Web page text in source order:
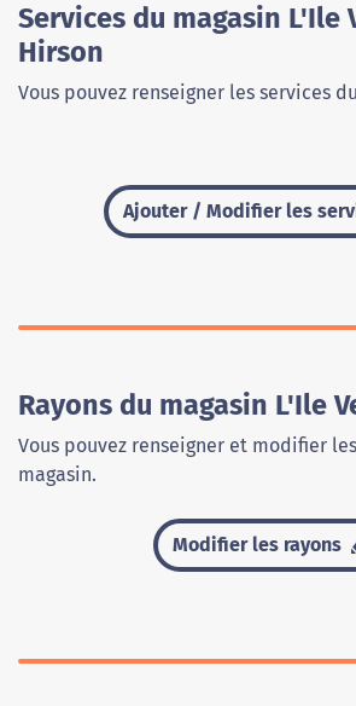
Services du magasin L'Ile
Hirson
Vous pouvez renseigner les services
Ajouter / Modifier les
Rayons du magasin L'Ile
Vous pouvez renseigner et modifier
magasin.
Modifier les rayons